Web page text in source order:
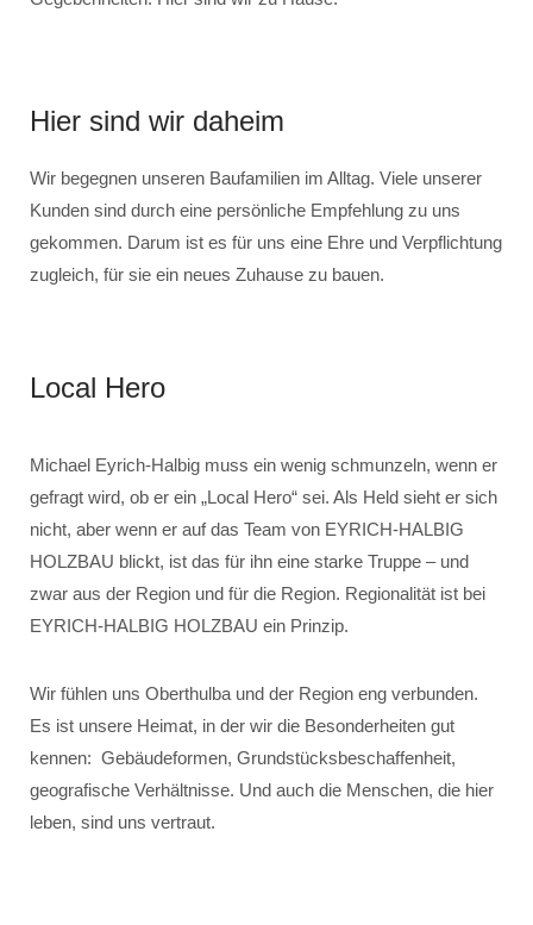
Hier sind wir daheim
Wir begegnen unseren Baufamilien im Alltag. Viele unserer
Kunden sind durch eine persönliche Empfehlung zu uns
gekommen. Darum ist es für uns eine Ehre und Verpflichtung
zugleich, für sie ein neues Zuhause zu bauen.
Local Hero
Michael Eyrich-Halbig muss ein wenig schmunzeln, wenn er
gefragt wird, ob er ein „Local Hero“ sei. Als Held sieht er sich
nicht, aber wenn er auf das Team von EYRICH-HALBIG
HOLZBAU blickt, ist das für ihn eine starke Truppe – und
zwar aus der Region und für die Region. Regionalität ist bei
EYRICH-HALBIG HOLZBAU ein Prinzip.
Wir fühlen uns Oberthulba und der Region eng verbunden.
Es ist unsere Heimat, in der wir die Besonderheiten gut
kennen: Gebäudeformen, Grundstücksbeschaffenheit,
geografische Verhältnisse. Und auch die Menschen, die hier
leben, sind uns vertraut.